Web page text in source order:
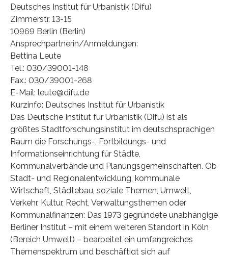
Deutsches Institut für Urbanistik (Difu)
Zimmerstr. 13-15
10969 Berlin (Berlin)
Ansprechpartnerin/Anmeldungen:
Bettina Leute
Tel.: 030/39001-148
Fax.: 030/39001-268
E-Mail: leute@difu.de
Kurzinfo: Deutsches Institut für Urbanistik
Das Deutsche Institut für Urbanistik (Difu) ist als
größtes Stadtforschungsinstitut im deutschsprachigen
Raum die Forschungs-, Fortbildungs- und
Informationseinrichtung für Städte,
Kommunalverbände und Planungsgemeinschaften. Ob
Stadt- und Regionalentwicklung, kommunale
Wirtschaft, Städtebau, soziale Themen, Umwelt,
Verkehr, Kultur, Recht, Verwaltungsthemen oder
Kommunalfinanzen: Das 1973 gegründete unabhängige
Berliner Institut – mit einem weiteren Standort in Köln
(Bereich Umwelt) – bearbeitet ein umfangreiches
Themenspektrum und beschäftigt sich auf